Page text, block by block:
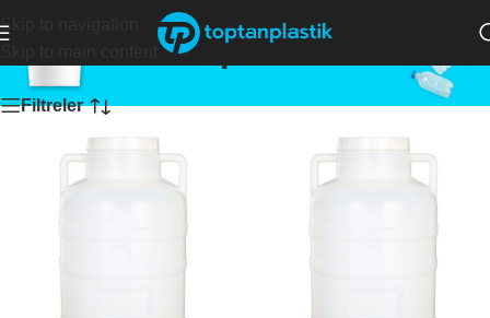
Skip to navigationbursa toptan bidon
Filtreler